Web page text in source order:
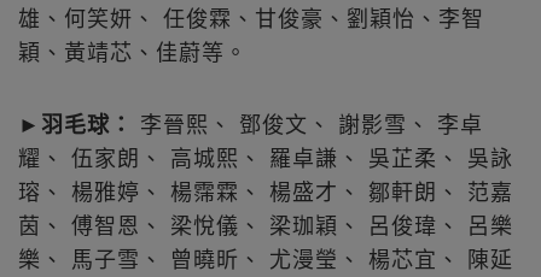
雄、何笑妍、 任俊霖、甘俊豪、劉穎怡、李智
穎、黃靖芯、佳蔚等。
► 羽毛球：
李晉熙、 鄧俊文、 謝影雪、 李卓
耀、 伍家朗、 高城熙、 羅卓謙、 吳芷柔、 吳詠
瑢、 楊雅婷、 楊霈霖、 楊盛才、 鄒軒朗、 范嘉
茵、 傅智恩、 梁悅儀、 梁珈穎、 呂俊瑋、 呂樂
樂、 馬子雪、 曾曉昕、 尤漫瑩、 楊芯宜、 陳延